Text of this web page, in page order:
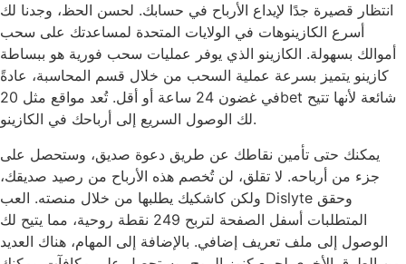
انتظار قصيرة جدًا لإيداع الأرباح في حسابك. لحسن الحظ، وجدنا لك
أسرع الكازينوهات في الولايات المتحدة لمساعدتك على سحب
أموالك بسهولة. الكازينو الذي يوفر عمليات سحب فورية هو ببساطة
كازينو يتميز بسرعة عملية السحب من خلال قسم المحاسبة، عادةً
في غضون 24 ساعة أو أقل. تُعد مواقع مثل 20bet شائعة لأنها تتيح
لك الوصول السريع إلى أرباحك في الكازينو.
يمكنك حتى تأمين نقاطك عن طريق دعوة صديق، وستحصل على
جزء من أرباحه. لا تقلق، لن تُخصم هذه الأرباح من رصيد صديقك،
ولكن كاشكيك يطلبها من خلال منصته. العب Dislyte وحقق
المتطلبات أسفل الصفحة لتربح 249 نقطة روحية، مما يتيح لك
الوصول إلى ملف تعريف إضافي. بالإضافة إلى المهام، هناك العديد